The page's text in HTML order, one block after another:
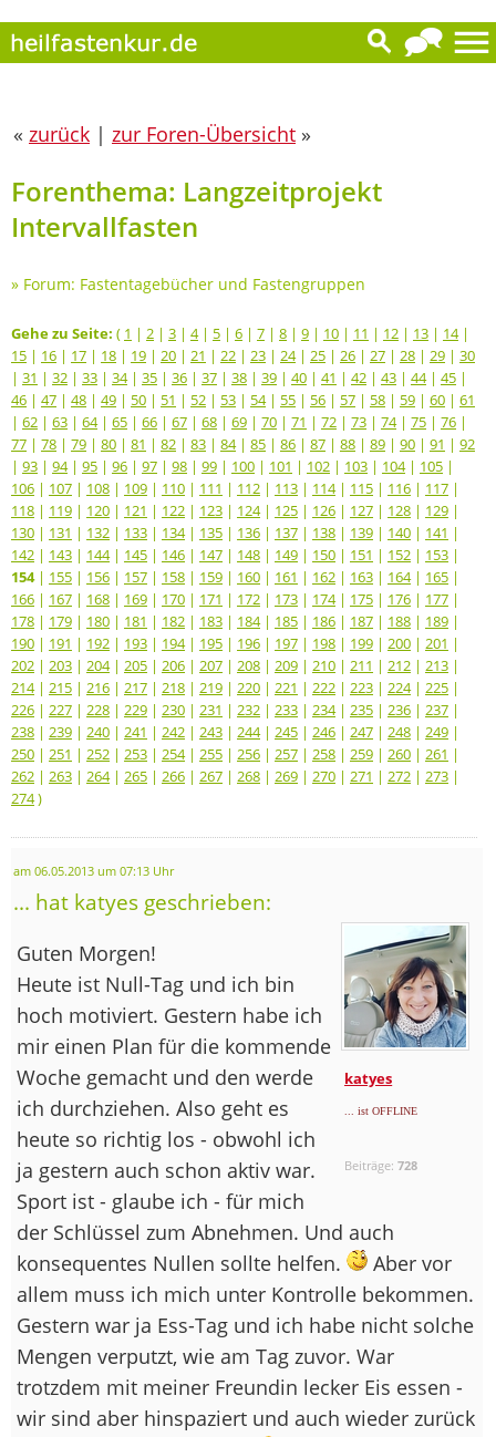
« zurück | zur Foren-Übersicht »
Forenthema: Langzeitprojekt
Intervallfasten
» Forum: Fastentagebücher und Fastengruppen
Gehe zu Seite: ( 1 | 2 | 3 | 4| 5 | 6 | 7 | 8 | 9 | 10 | 11 | 12 | 13 | 14|
15 | 16 | 17 | 18 | 19 | 20 | 21 | 22 | 23 | 24| 25 | 26 | 27 | 28 | 29 | 30
| 31 | 32 | 33 | 34| 35 | 36 | 37 | 38 | 39 | 40 | 41 | 42 | 43 | 44| 45 |
46 | 47 | 48 | 49 | 50 | 51 | 52 | 53 | 54| 55 | 56 | 57 | 58 | 59 | 60 | 61
| 62 | 63 | 64| 65 | 66 | 67 | 68 | 69 | 70 | 71 | 72 | 73 | 74| 75 | 76 |
77 | 78 | 79 | 80 | 81 | 82 | 83 | 84| 85 | 86 | 87 | 88 | 89 | 90 | 91 | 92
| 93 | 94| 95 | 96 | 97 | 98 | 99 | 100 | 101 | 102 | 103 | 104| 105 |
106 | 107 | 108 | 109 | 110 | 111 | 112 | 113 | 114| 115 | 116 | 117 |
118 | 119 | 120 | 121 | 122 | 123 | 124| 125 | 126 | 127 | 128 | 129 |
130 | 131 | 132 | 133 | 134| 135 | 136 | 137 | 138 | 139 | 140 | 141 |
142 | 143 | 144| 145 | 146 | 147 | 148 | 149 | 150 | 151 | 152 | 153 |
154| 155 | 156 | 157 | 158 | 159 | 160 | 161 | 162 | 163 | 164| 165 |
166 | 167 | 168 | 169 | 170 | 171 | 172 | 173 | 174| 175 | 176 | 177 |
178 | 179 | 180 | 181 | 182 | 183 | 184| 185 | 186 | 187 | 188 | 189 |
190 | 191 | 192 | 193 | 194| 195 | 196 | 197 | 198 | 199 | 200 | 201 |
202 | 203 | 204| 205 | 206 | 207 | 208 | 209 | 210 | 211 | 212 | 213 |
214| 215 | 216 | 217 | 218 | 219 | 220 | 221 | 222 | 223 | 224| 225 |
226 | 227 | 228 | 229 | 230 | 231 | 232 | 233 | 234| 235 | 236 | 237 |
238 | 239 | 240 | 241 | 242 | 243 | 244| 245 | 246 | 247 | 248 | 249 |
250 | 251 | 252 | 253 | 254| 255 | 256 | 257 | 258 | 259 | 260 | 261 |
262 | 263 | 264| 265 | 266 | 267 | 268 | 269 | 270 | 271 | 272 | 273 |
274)
am 06.05.2013 um 07:13 Uhr
... hat katyes geschrieben:
katyes
... ist OFFLINE
Beiträge:728
Guten Morgen!
Heute ist Null-Tag und ich bin
hoch motiviert. Gestern habe ich
mir einen Plan für die kommende
Woche gemacht und den werde
ich durchziehen. Also geht es
heute so richtig los - obwohl ich
ja gestern auch schon aktiv war.
Sport ist - glaube ich - für mich
der Schlüssel zum Abnehmen. Und auch
konsequentes Nullen sollte helfen.
Aber vor
allem muss ich mich unter Kontrolle bekommen.
Gestern war ja Ess-Tag und ich habe nicht solche
Mengen verputzt, wie am Tag zuvor. War
trotzdem mit meiner Freundin lecker Eis essen -
wir sind aber hinspaziert und auch wieder zurück